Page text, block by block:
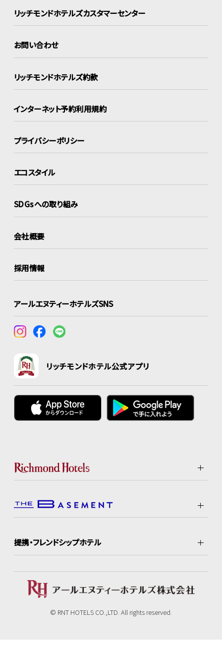
リッチモンドホテルズカスタマーセンター
お問い合わせ
リッチモンドホテルズ約款
インターネット予約利用規約
プライバシーポリシー
エコスタイル
SDGsへの取り組み
会社概要
採用情報
アールエヌティーホテルズSNS
リッチモンドホテル公式アプリ
提携・フレンドシップホテル
© RNT HOTELS CO.,LTD. All rights reserved.